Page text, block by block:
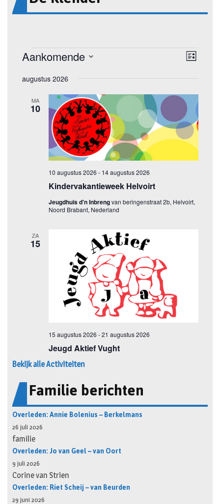
Bekijk alle Activiteiten
Familie berichten
Overleden: Annie Bolenius – Berkelmans
26 juli 2026
familie
Overleden: Jo van Geel – van Oort
9 juli 2026
Corine van Strien
Overleden: Riet Scheij – van Beurden
29 juni 2026